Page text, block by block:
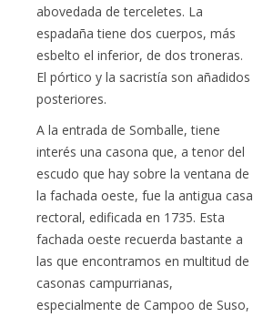
abovedada de terceletes. La
espadaña tiene dos cuerpos, más
esbelto el inferior, de dos troneras.
El pórtico y la sacristía son añadidos
posteriores.
A la entrada de Somballe, tiene
interés una casona que, a tenor del
escudo que hay sobre la ventana de
la fachada oeste, fue la antigua casa
rectoral, edificada en 1735. Esta
fachada oeste recuerda bastante a
las que encontramos en multitud de
casonas campurrianas,
especialmente de Campoo de Suso,